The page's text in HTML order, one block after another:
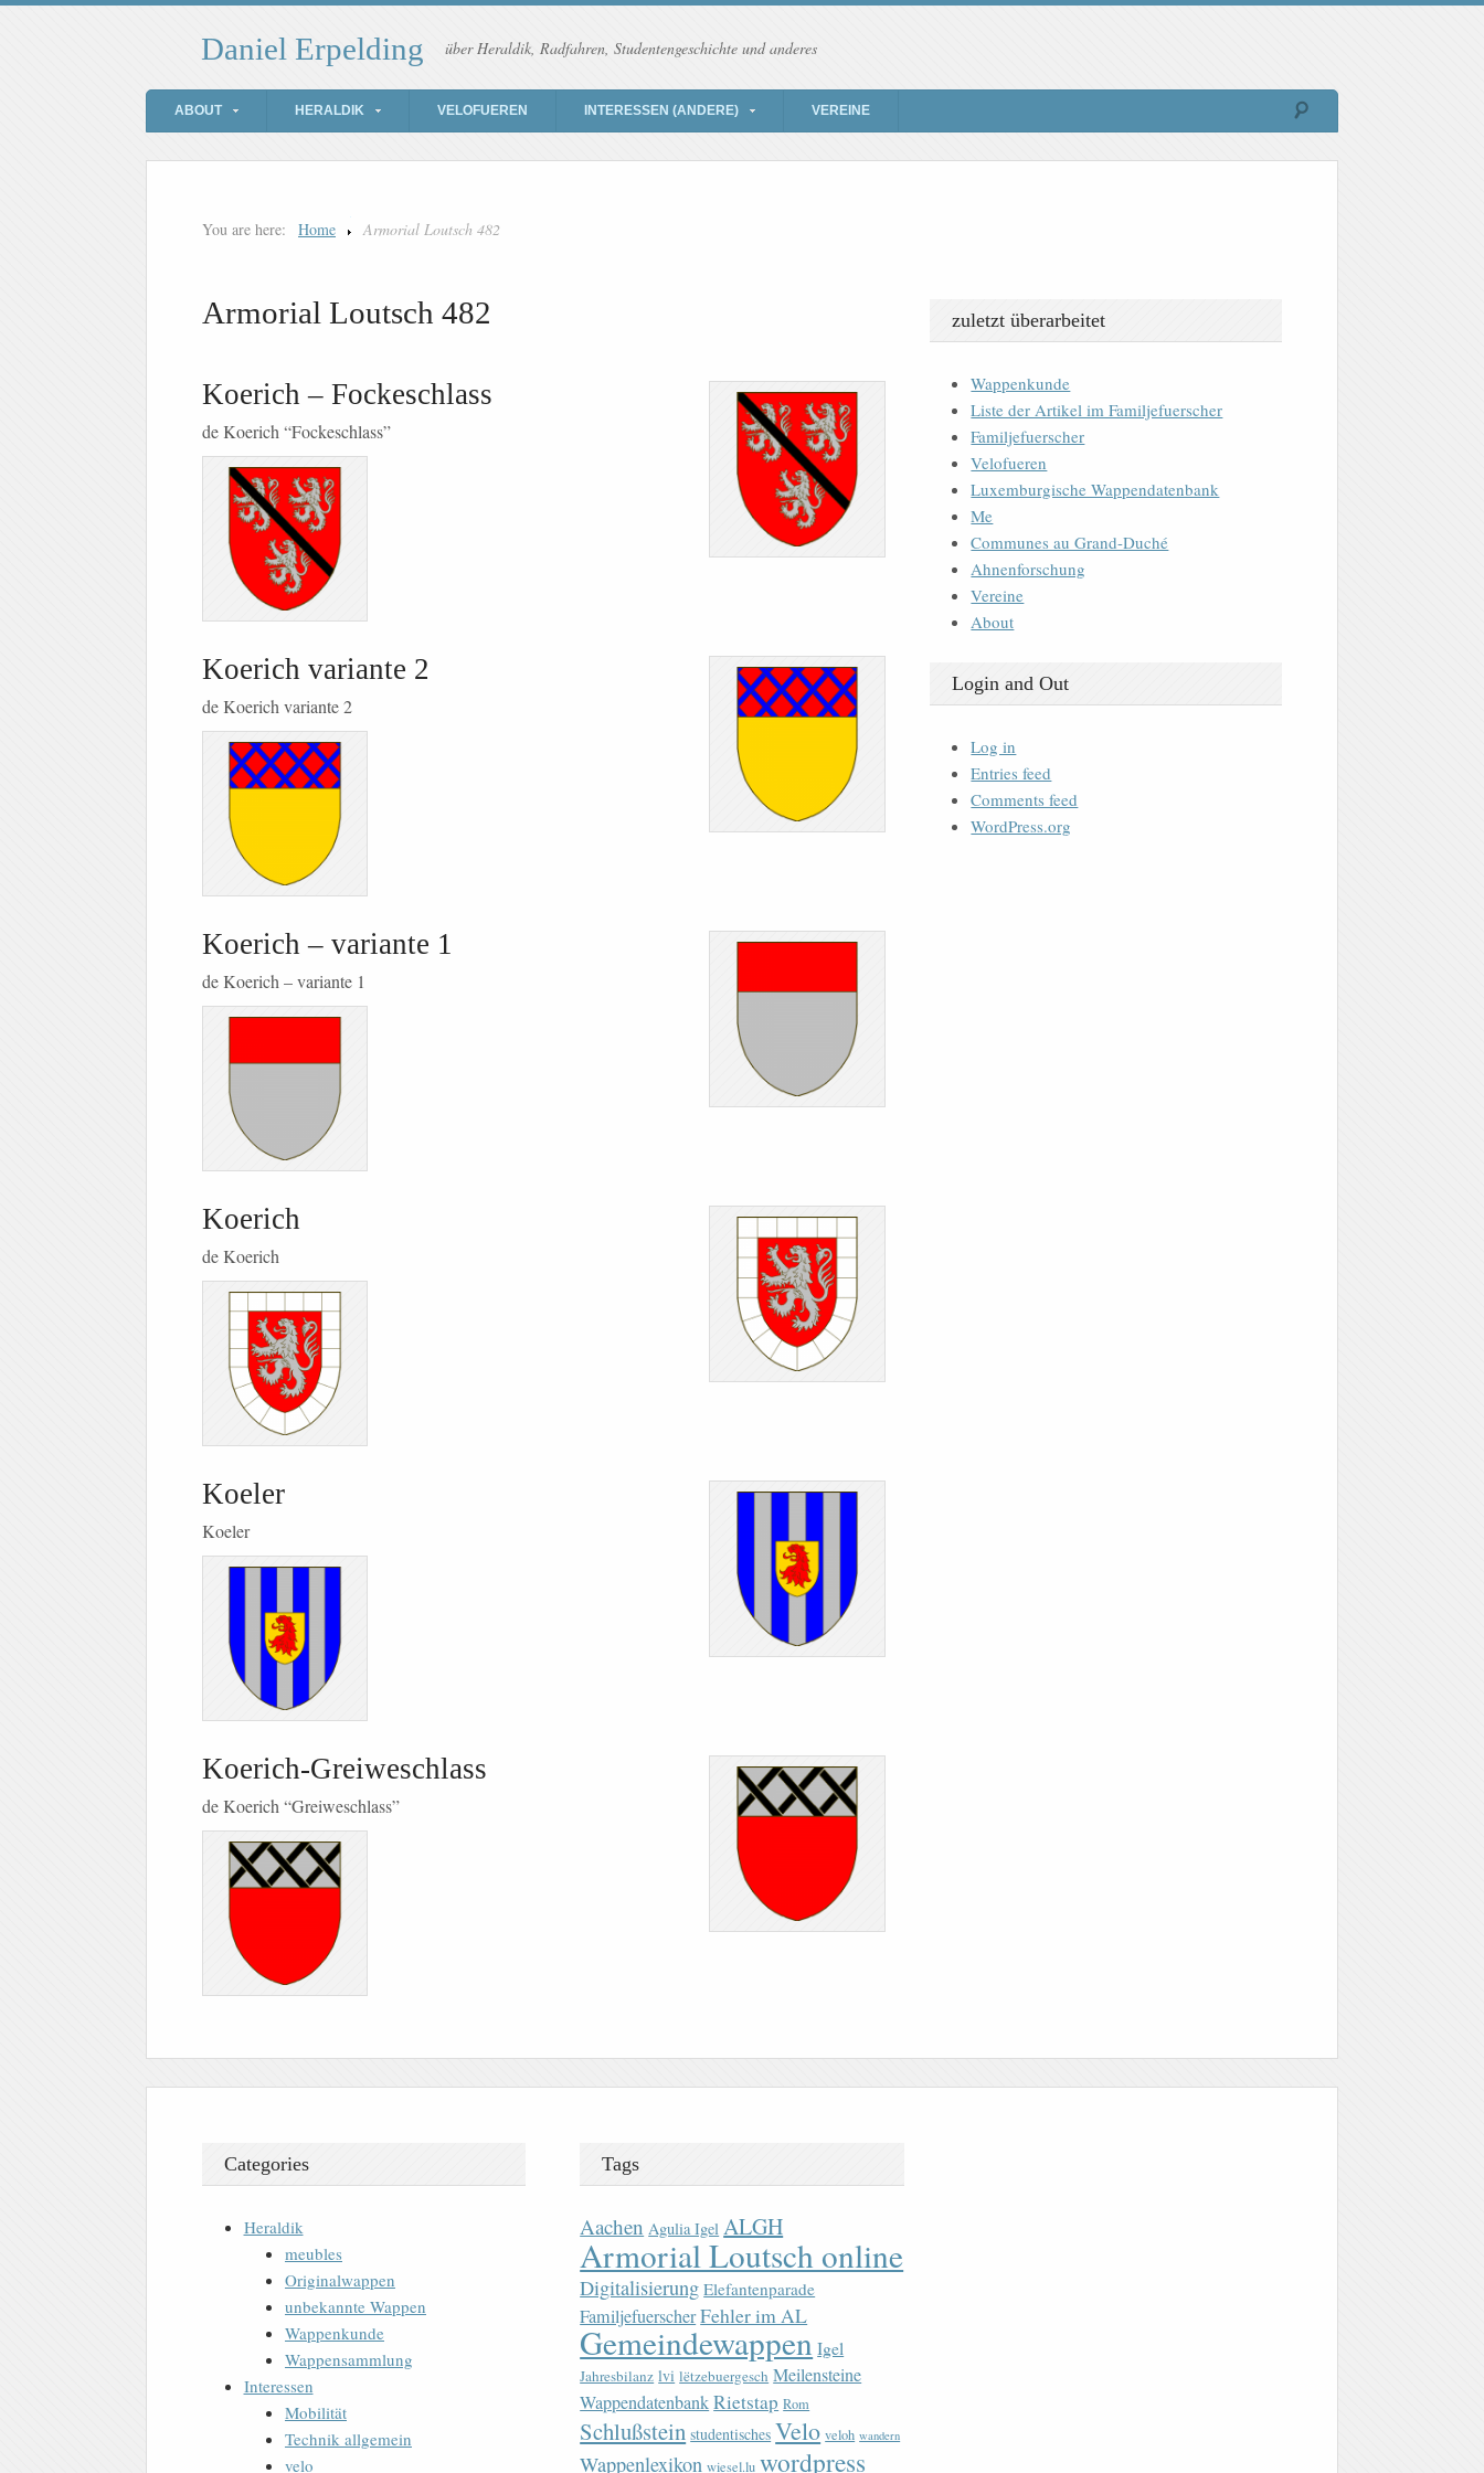
Daniel Erpelding über Heraldik, Radfahren, Studentengeschichte und anderes
ABOUT HERALDIK VELOFUEREN INTERESSEN (ANDERE) VEREINE
You are here: Home Armorial Loutsch 482
Armorial Loutsch 482
Koerich – Fockeschlass
de Koerich “Fockeschlass”
Koerich variante 2
de Koerich variante 2
Koerich – variante 1
de Koerich – variante 1
Koerich
de Koerich
Koeler
Koeler
Koerich-Greiweschlass
de Koerich “Greiweschlass”
zuletzt überarbeitet
Wappenkunde
Liste der Artikel im Familjefuerscher
Familjefuerscher
Velofueren
Luxemburgische Wappendatenbank
Me
Communes au Grand-Duché
Ahnenforschung
Vereine
About
Login and Out
Log in
Entries feed
Comments feed
WordPress.org
Categories
Heraldik
meubles
Originalwappen
unbekannte Wappen
Wappenkunde
Wappensammlung
Interessen
Mobilität
Technik allgemein
velo
Tags
Aachen Agulia Igel ALGH
Armorial Loutsch online
Digitalisierung Elefantenparade
FamiljefuerscherFehler im AL
Gemeindewappen Igel
Jahresbilanz lvi lëtzebuergesch Meilensteine
WappendatenbankRietstap Rom
Schlußstein studentisches Velo veloh wandern
Wappenlexikon wiesel.lu wordpress